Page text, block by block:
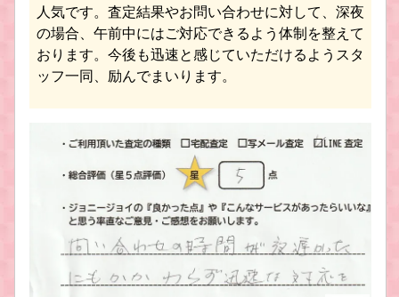
人気です。査定結果やお問い合わせに対して、深夜
の場合、午前中にはご対応できるよう体制を整えて
おります。今後も迅速と感じていただけるようスタ
ッフ一同、励んでまいります。